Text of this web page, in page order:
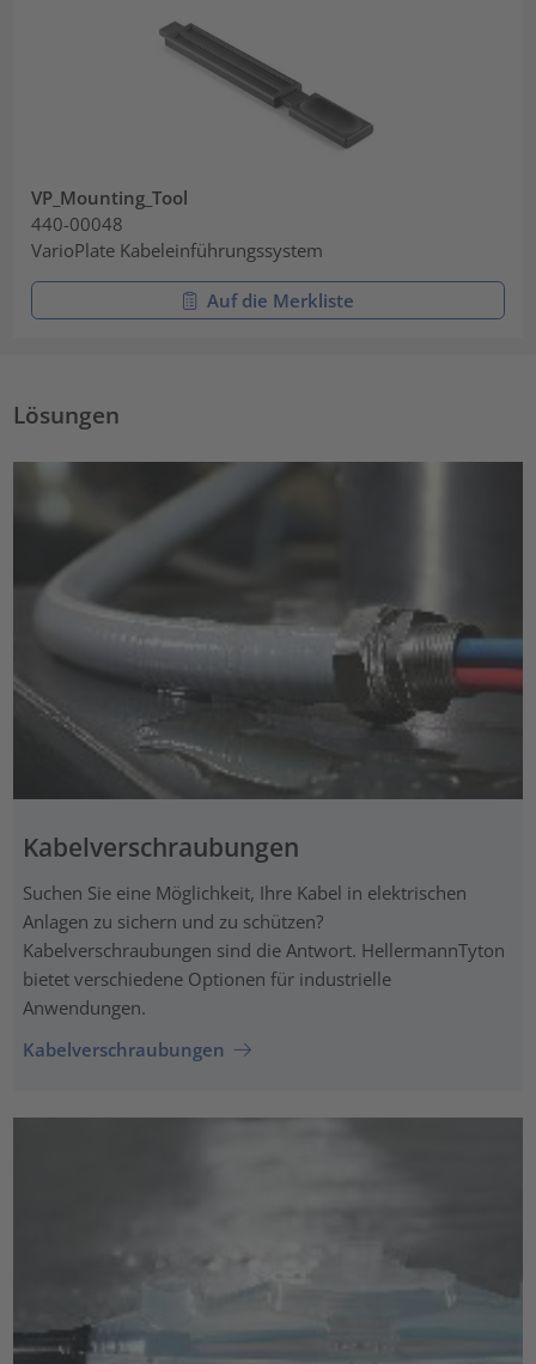
VP_Mounting_Tool
440-00048
VarioPlate Kabeleinführungssystem
Auf die Merkliste
Lösungen
Kabelverschraubungen
Suchen Sie eine Möglichkeit, Ihre Kabel in elektrischen
Anlagen zu sichern und zu schützen?
Kabelverschraubungen sind die Antwort. HellermannTyton
bietet verschiedene Optionen für industrielle
Anwendungen.
Kabelverschraubungen